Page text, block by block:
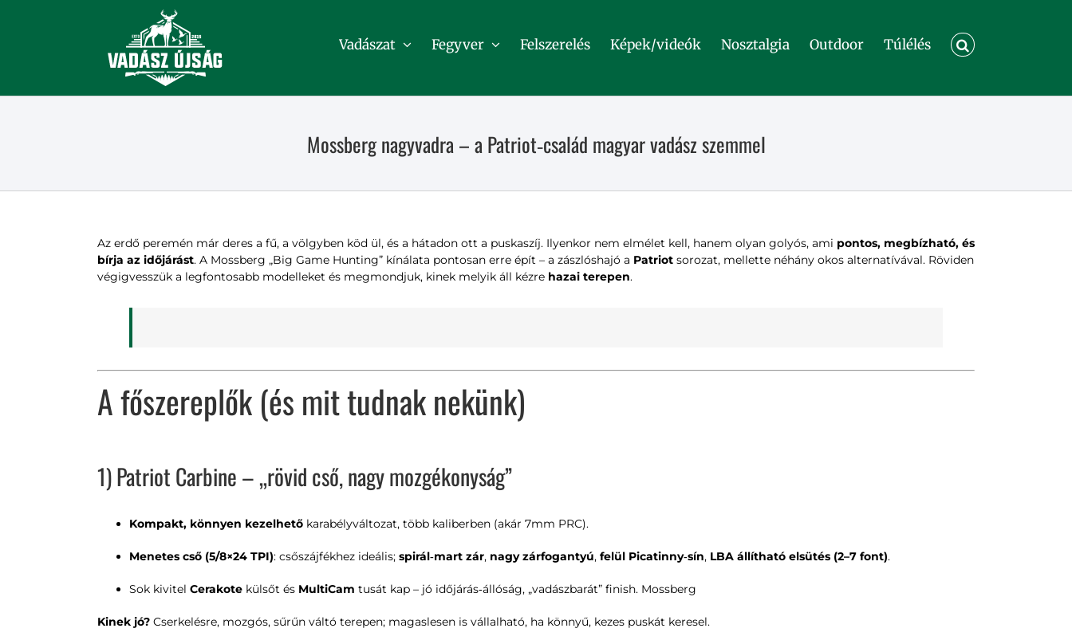
Vadászat Fegyver Felszerelés Képek/videók Nosztalgia Outdoor Túlélés
Mossberg nagyvadra – a Patriot‑család magyar vadász szemmel
Az erdő peremén már deres a fű, a völgyben köd ül, és a hátadon ott a puskaszíj. Ilyenkor nem elmélet kell, hanem olyan golyós, ami pontos, megbízható, és
bírja az időjárást. A Mossberg „Big Game Hunting” kínálata pontosan erre épít – a zászlóshajó a Patriotsorozat, mellette néhány okos alternatívával. Röviden
végigvesszük a legfontosabb modelleket és megmondjuk, kinek melyik áll kézre hazai terepen.
A főszereplők (és mit tudnak nekünk)
1) Patriot Carbine – „rövid cső, nagy mozgékonyság”
Kompakt, könnyen kezelhetőkarabélyváltozat, több kaliberben (akár 7mm PRC).
Menetes cső (5/8×24 TPI): csőszájfékhez ideális; spirál‑mart zár, nagy zárfogantyú, felül Picatinny‑sín, LBA állítható elsütés (2–7 font).
Sok kivitel Cerakotekülsőt és MultiCam tusát kap – jó időjárás‑állóság, „vadászbarát” finish. Mossberg
Kinek jó?Cserkelésre, mozgós, sűrűn váltó terepen; magaslesen is vállalható, ha könnyű, kezes puskát keresel.